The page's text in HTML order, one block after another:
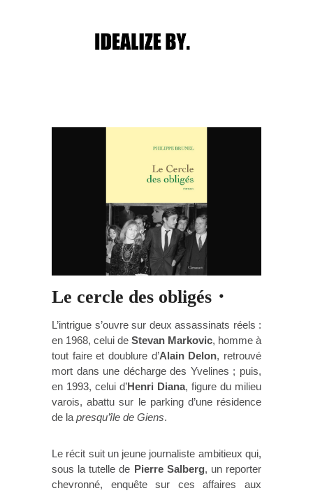
Le cercle des obligés・
L’intrigue s’ouvre sur deux assassinats réels :
en 1968, celui de Stevan Markovic, homme à
tout faire et doublure d’Alain Delon, retrouvé
mort dans une décharge des Yvelines ; puis,
en 1993, celui d’Henri Diana, figure du milieu
varois, abattu sur le parking d’une résidence
de la presqu’île de Giens. ​
Le récit suit un jeune journaliste ambitieux qui,
sous la tutelle de Pierre Salberg, un reporter
chevronné, enquête sur ces affaires aux